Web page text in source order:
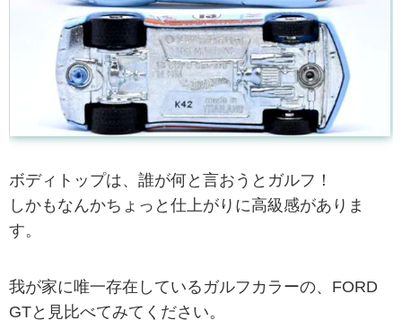
ボディトップは、誰が何と言おうとガルフ！
しかもなんかちょっと仕上がりに高級感がありま
す。
我が家に唯一存在しているガルフカラーの、FORD
GTと見比べてみてください。